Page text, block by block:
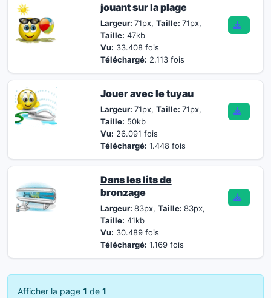
jouant sur la plage
Largeur: 71px, Taille: 71px,
Taille: 47kb
Vu: 33.408 fois
Téléchargé: 2.113 fois
Jouer avec le tuyau
Largeur: 71px, Taille: 71px,
Taille: 50kb
Vu: 26.091 fois
Téléchargé: 1.448 fois
Dans les lits de
bronzage
Largeur: 83px, Taille: 83px,
Taille: 41kb
Vu: 30.489 fois
Téléchargé: 1.169 fois
Afficher la page 1 de 1